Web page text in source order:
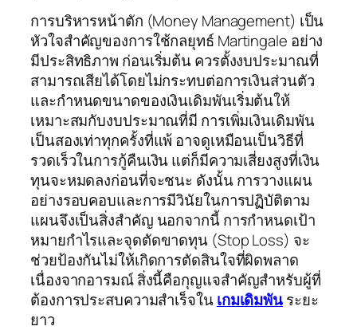
การบริหารหน้าตัก (Money Management) เป็น
หัวใจสำคัญของการใช้กลยุทธ์ Martingale อย่าง
มีประสิทธิภาพ ก่อนเริ่มต้น ควรตั้งงบประมาณที่
สามารถเสียได้โดยไม่กระทบต่อการเงินส่วนตัว
และกำหนดขนาดของเงินเดิมพันเริ่มต้นให้
เหมาะสมกับงบประมาณที่มี การเพิ่มเงินเดิมพัน
เป็นสองเท่าทุกครั้งที่แพ้ อาจดูเหมือนเป็นวิธีที่
รวดเร็วในการกู้คืนเงิน แต่ก็มีความเสี่ยงสูงที่เงิน
ทุนจะหมดลงก่อนที่จะชนะ ดังนั้น การวางแผน
อย่างรอบคอบและการมีวินัยในการปฏิบัติตาม
แผนจึงเป็นสิ่งสำคัญ นอกจากนี้ การกำหนดเป้า
หมายกำไรและจุดตัดขาดทุน (Stop Loss) จะ
ช่วยป้องกันไม่ให้เกิดการตัดสินใจที่ผิดพลาด
เนื่องจากอารมณ์ สิ่งนี้คือกุญแจสำคัญสำหรับผู้ที่
ต้องการประสบความสำเร็จในเกมเดิมพันระยะ
ยาว